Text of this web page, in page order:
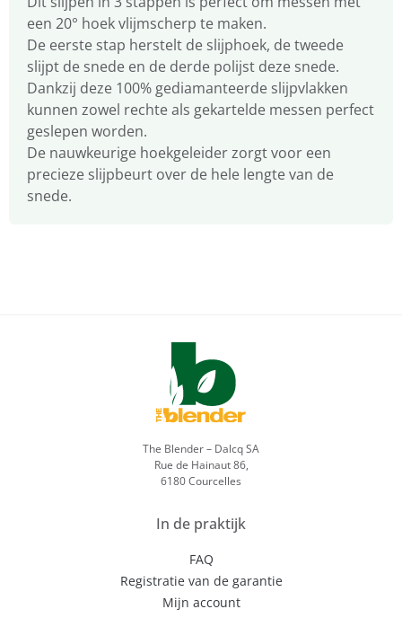
een 20° hoek vlijmscherp te maken.
De eerste stap herstelt de slijphoek, de tweede
slijpt de snede en de derde polijst deze snede.
Dankzij deze 100% gediamanteerde slijpvlakken
kunnen zowel rechte als gekartelde messen perfect
geslepen worden.
De nauwkeurige hoekgeleider zorgt voor een
precieze slijpbeurt over de hele lengte van de
snede.
The Blender – Dalcq SA
Rue de Hainaut 86,
6180 Courcelles
In de praktijk
FAQ
Registratie van de garantie
Mijn account